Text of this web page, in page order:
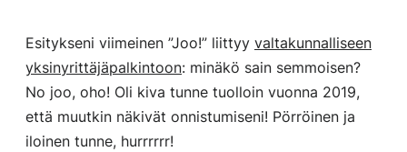
Esitykseni viimeinen ”Joo!” liittyy valtakunnalliseen
yksinyrittäjäpalkintoon: minäkö sain semmoisen?
No joo, oho! Oli kiva tunne tuolloin vuonna 2019,
että muutkin näkivät onnistumiseni! Pörröinen ja
iloinen tunne, hurrrrrr!